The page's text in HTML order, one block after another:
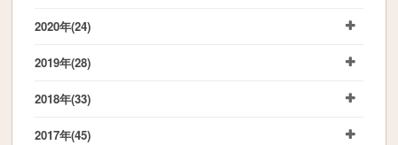
2020年(24)
2019年(28)
2018年(33)
2017年(45)